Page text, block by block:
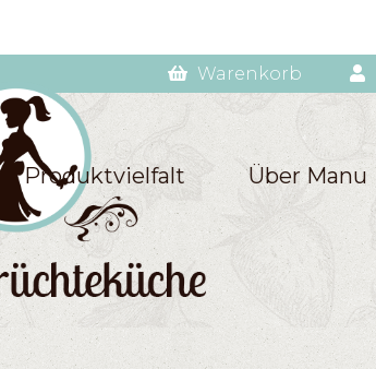
Warenkorb
Produktvielfalt Über Manu